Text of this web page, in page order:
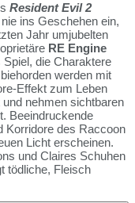
Resident Evil 2
ins Geschehen ein,
Jahr umjubelten
RE Engine
die Charaktere
werden mit
Effekt zum Leben
nehmen sichtbaren
Beeindruckende
Korridore des Raccoon
Licht erscheinen.
und Claires Schuhen
tödliche, Fleisch